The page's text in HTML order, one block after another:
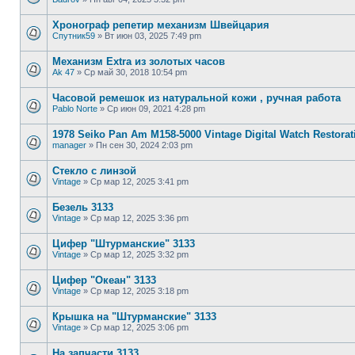
Хронограф репетир механизм Швейцария
Спутник59 » Вт июн 03, 2025 7:49 pm
Механизм Extra из золотых часов
Ak 47 » Ср май 30, 2018 10:54 pm
Часовой ремешок из натуральной кожи , ручная работа
Pablo Norte » Ср июн 09, 2021 4:28 pm
1978 Seiko Pan Am M158-5000 Vintage Digital Watch
manager » Пн сен 30, 2024 2:03 pm
Стекло с линзой
Vintage » Ср мар 12, 2025 3:41 pm
Безель 3133
Vintage » Ср мар 12, 2025 3:36 pm
Цифер "Штурманские" 3133
Vintage » Ср мар 12, 2025 3:32 pm
Цифер "Океан" 3133
Vintage » Ср мар 12, 2025 3:18 pm
Крышка на "Штурманские" 3133
Vintage » Ср мар 12, 2025 3:06 pm